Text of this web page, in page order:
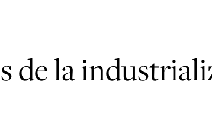
de la